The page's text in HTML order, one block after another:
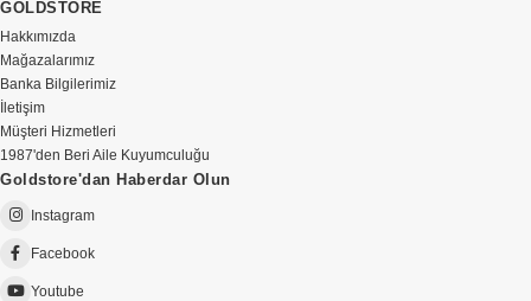
GOLDSTORE
Hakkımızda
Mağazalarımız
Banka Bilgilerimiz
İletişim
Müşteri Hizmetleri
1987'den Beri Aile Kuyumculuğu
Goldstore'dan Haberdar Olun
Instagram
Facebook
Youtube